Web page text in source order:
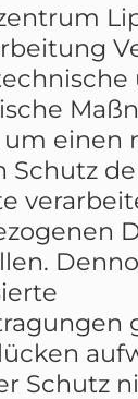
um einen
Schutz
Schutz